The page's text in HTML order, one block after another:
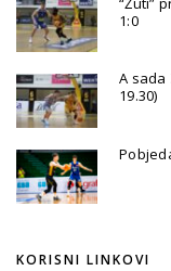
1:0
A
19.30)
KORISNI LINKOVI